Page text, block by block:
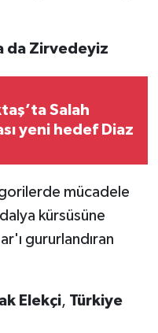
da Zirvedeyiz
Salah
yeni hedef Diaz
mücadele
kürsüsüne
gururlandıran
Elekçi, Türkiye